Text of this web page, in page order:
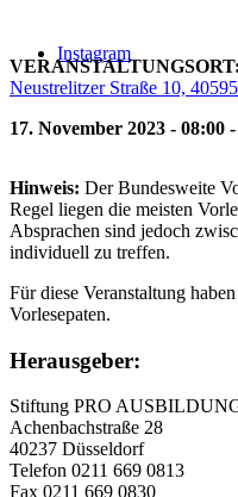
Instagram
VERANSTALTUNGSORT:
Neustrelitzer Straße 10,
17. November 2023 - 08:00
Hinweis: Der Bundesweite
Regel liegen die meisten
Absprachen sind jedoch
individuell zu treffen.
Für diese Veranstaltung
Vorlesepaten.
Herausgeber:
Stiftung PRO
Achenbachstraße 28
40237 Düsseldorf
Telefon 0211 669 0813
Fax 0211 669 0830